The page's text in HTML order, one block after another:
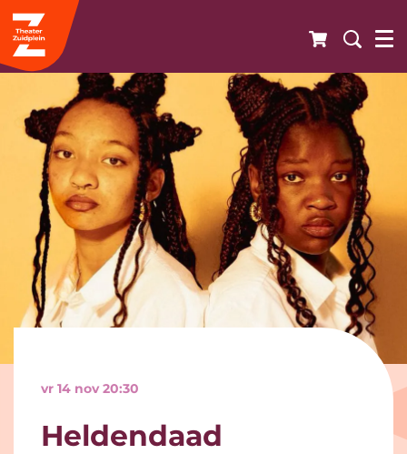
Heldendaad
vr 14 nov20:30